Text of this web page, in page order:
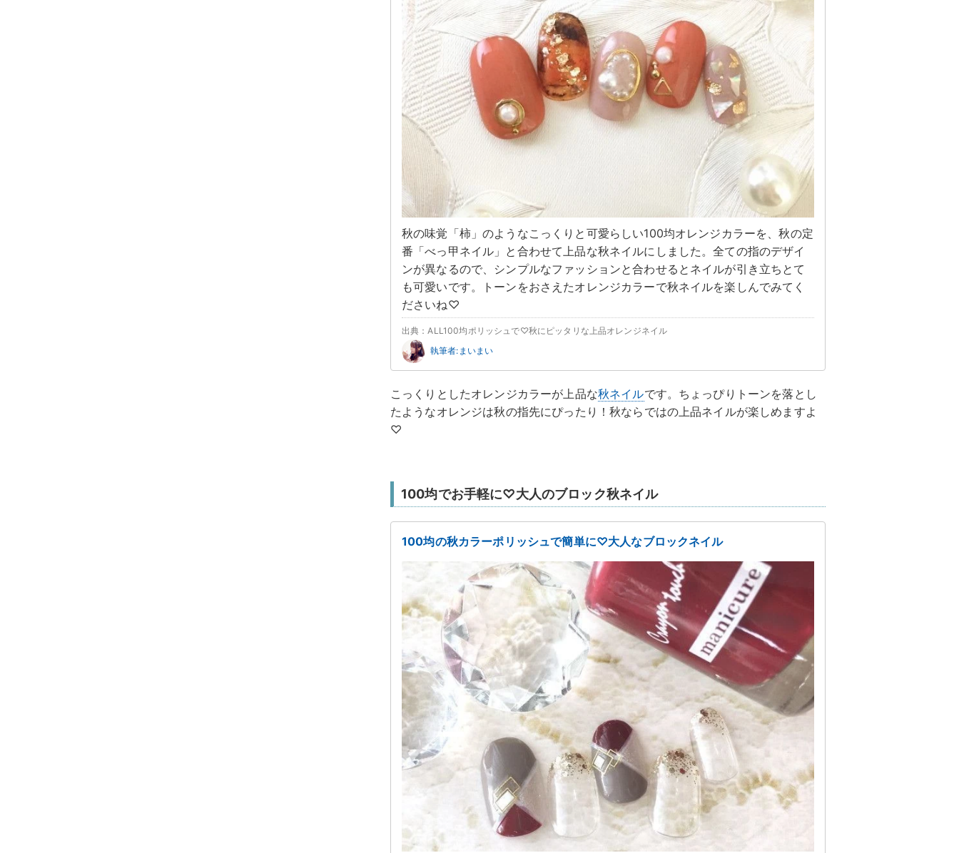
秋の味覚「柿」のようなこっくりと可愛らしい100均オレンジカラーを、秋の定
番「べっ甲ネイル」と合わせて上品な秋ネイルにしました。全ての指のデザイ
ンが異なるので、シンプルなファッションと合わせるとネイルが引き立ちとて
も可愛いです。トーンをおさえたオレンジカラーで秋ネイルを楽しんでみてく
ださいね♡
出典：ALL100均ポリッシュで♡秋にピッタリな上品オレンジネイル
執筆者:まいまい
こっくりとしたオレンジカラーが上品な秋ネイルです。ちょっぴりトーンを落とし
たようなオレンジは秋の指先にぴったり！秋ならではの上品ネイルが楽しめますよ
♡
100均でお手軽に♡大人のブロック秋ネイル
100均の秋カラーポリッシュで簡単に♡大人なブロックネイル